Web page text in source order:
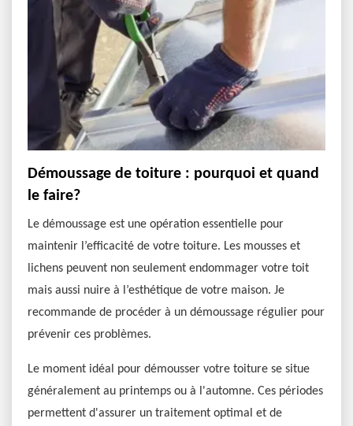
Démoussage de toiture : pourquoi et quand
le faire?
Le démoussage est une opération essentielle pour
maintenir l’efficacité de votre toiture. Les mousses et
lichens peuvent non seulement endommager votre toit
mais aussi nuire à l’esthétique de votre maison. Je
recommande de procéder à un démoussage régulier pour
prévenir ces problèmes.
Le moment idéal pour démousser votre toiture se situe
généralement au printemps ou à l'automne. Ces périodes
permettent d'assurer un traitement optimal et de